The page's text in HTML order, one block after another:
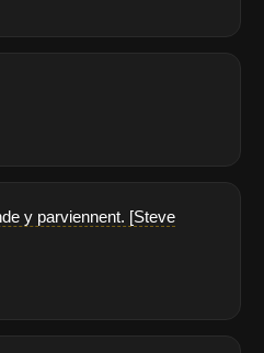
y parviennent. [Steve